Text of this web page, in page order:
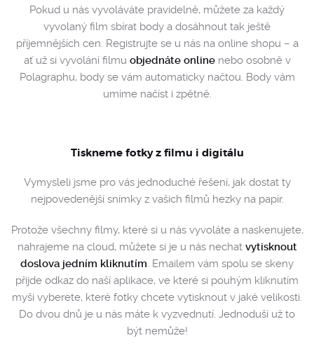
Pokud u nás vyvoláváte pravidelně, můžete za každý
vyvolaný film sbírat body a dosáhnout tak ještě
příjemnějších cen. Registrujte se u nás na online shopu – a
ať už si vyvolání filmu objednáte onlinenebo osobně v
Polagraphu, body se vám automaticky načtou. Body vám
umíme načíst i zpětně.
Tiskneme fotky z filmu i digitálu
Vymysleli jsme pro vás jednoduché řešení, jak dostat ty
nejpovedenější snímky z vašich filmů hezky na papír.
Protože všechny filmy, které si u nás vyvoláte a naskenujete,
nahrajeme na cloud, můžete si je u nás nechat vytisknout
doslova jedním kliknutím. Emailem vám spolu se skeny
přijde odkaz do naší aplikace, ve které si pouhým kliknutím
myši vyberete, které fotky chcete vytisknout v jaké velikosti.
Do dvou dnů je u nás máte k vyzvednutí. Jednoduší už to
být nemůže!